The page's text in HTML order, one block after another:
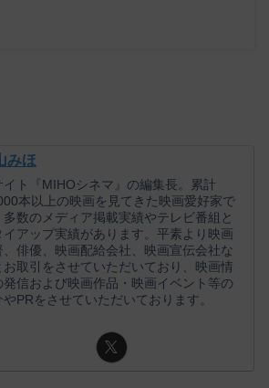
みほ
イト『MIHOシネマ』の編集長。累計
本以上の映画を見てきた映画愛好家で
多数のメディア掲載実績やテレビ番組と
イアップ実績があります。平素より映画
、俳優、映画配給会社、映画宣伝会社な
お取引をさせていただいており、映画情
発信および映画作品・映画イベント等の
やPRをさせていただいております。